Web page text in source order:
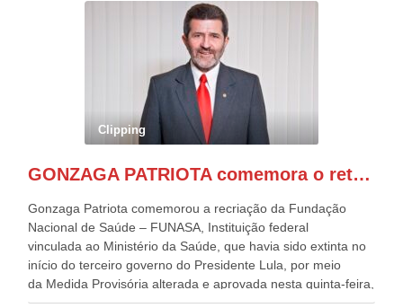
evento contou com a presença do Vice-presidente Geraldo
Alckmin, que também ocupa o Ministério do
Desenvolvimento, Indústria, Comércio e Serviços, o ex
governador de Pernambuco, agora Presidente do Banco do
Nordeste, Paulo Câmara, o ex Deputado Federal, e
atualmente Superintendente da SUDENE, Danilo Cabral, da
Governadora de Pernambuco, Raquel Lyra, os ministros da
Casa Civil, Rui Costa, e da Integração e do Desenvolvimento
de todo Nordeste que também ajudam a fomentar o
Clipping
GONZAGA PATRIOTA comemora o retorno da FUNASA
Gonzaga Patriota comemorou a recriação da Fundação
Nacional de Saúde – FUNASA, Instituição federal
vinculada ao Ministério da Saúde, que havia sido extinta no
início do terceiro governo do Presidente Lula, por meio
da Medida Provisória alterada e aprovada nesta quinta-feira,
pelo Congresso Nacional. Gonzaga Patriota disse hoje em